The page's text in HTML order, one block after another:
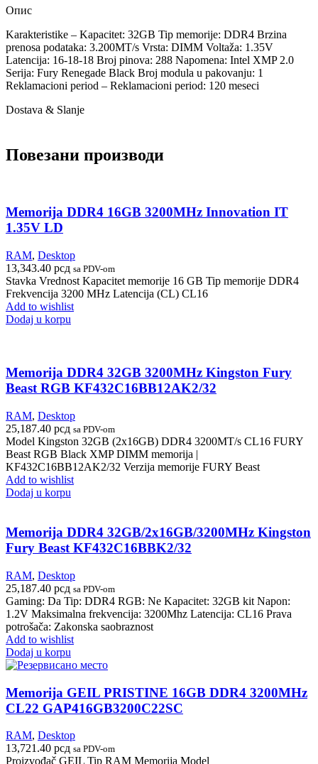
Опис
Karakteristike – Kapacitet: 32GB Tip memorije: DDR4 Brzina
prenosa podataka: 3.200MT/s Vrsta: DIMM Voltaža: 1.35V
Latencija: 16-18-18 Broj pinova: 288 Napomena: Intel XMP 2.0
Serija: Fury Renegade Black Broj modula u pakovanju: 1
Reklamacioni period – Reklamacioni period: 120 meseci
Dostava & Slanje
Повезани производи
Memorija DDR4 16GB 3200MHz Innovation IT
1.35V LD
RAM, Desktop
13,343.40 рсд sa PDV-om
Stavka Vrednost Kapacitet memorije 16 GB Tip memorije DDR4
Frekvencija 3200 MHz Latencija (CL) CL16
Add to wishlist
Dodaj u korpu
Memorija DDR4 32GB 3200MHz Kingston Fury
Beast RGB KF432C16BB12AK2/32
RAM, Desktop
25,187.40 рсд sa PDV-om
Model Kingston 32GB (2x16GB) DDR4 3200MT/s CL16 FURY
Beast RGB Black XMP DIMM memorija |
KF432C16BB12AK2/32 Verzija memorije FURY Beast
Add to wishlist
Dodaj u korpu
Memorija DDR4 32GB/2x16GB/3200MHz Kingston
Fury Beast KF432C16BBK2/32
RAM, Desktop
25,187.40 рсд sa PDV-om
Gaming: Da Tip: DDR4 RGB: Ne Kapacitet: 32GB kit Napon:
1.2V Maksimalna frekvencija: 3200Mhz Latencija: CL16 Prava
potrošača: Zakonska saobraznost
Add to wishlist
Dodaj u korpu
Memorija GEIL PRISTINE 16GB DDR4 3200MHz
CL22 GAP416GB3200C22SC
RAM, Desktop
13,721.40 рсд sa PDV-om
Proizvođač GEIL Tip RAM Memorija Model